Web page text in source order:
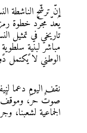
إنّ ترشّح الناشطة
يُعدّ مجرّد خطوة
تاريخي في تمثيل
مباشر لبنيةٍ
الوطني لا يكتمل
نقف اليوم دعما
صوتٌ حرّ، وموقفٌ
الجماعية لشعبنا،